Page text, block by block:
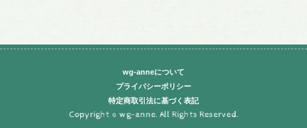
wg-anneについて
プライバシーポリシー
特定商取引法に基づく表記
Copyright © wg-anne. All Rights Reserved.